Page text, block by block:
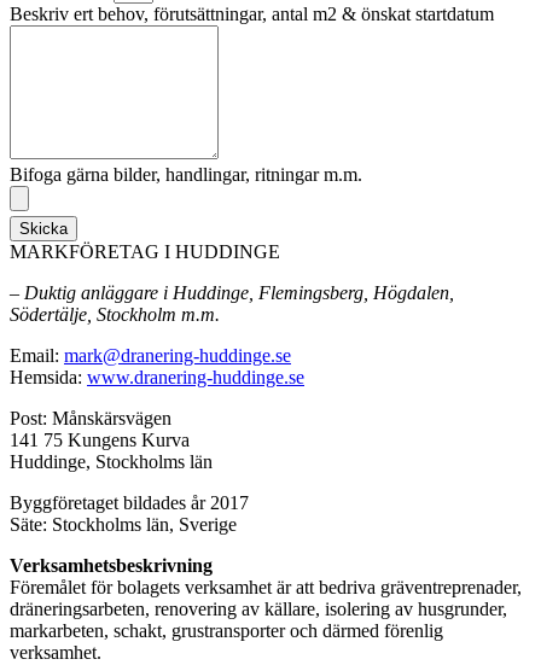
Beskriv ert behov, förutsättningar, antal m2 & önskat startdatum
Bifoga gärna bilder, handlingar, ritningar m.m.
Skicka
MARKFÖRETAG I HUDDINGE
– Duktig anläggare i Huddinge, Flemingsberg, Högdalen,
Södertälje, Stockholm m.m.
Email: mark@dranering-huddinge.se
Hemsida: www.dranering-huddinge.se
Post: Månskärsvägen
141 75 Kungens Kurva
Huddinge, Stockholms län
Byggföretaget bildades år 2017
Säte: Stockholms län, Sverige
Verksamhetsbeskrivning
Föremålet för bolagets verksamhet är att bedriva gräventreprenader,
dräneringsarbeten, renovering av källare, isolering av husgrunder,
markarbeten, schakt, grustransporter och därmed förenlig
verksamhet.